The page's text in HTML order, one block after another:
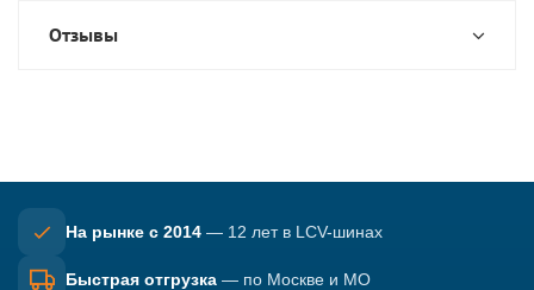
Отзывы
На рынке с 2014 — 12 лет в LCV-шинах
Быстрая отгрузка — по Москве и МО